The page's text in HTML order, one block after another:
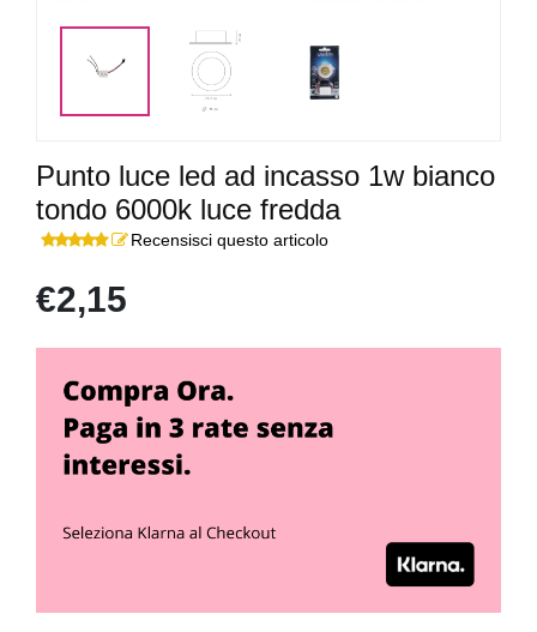
Punto luce led ad incasso 1w bianco
tondo 6000k luce fredda
Recensisci questo articolo
€2,15